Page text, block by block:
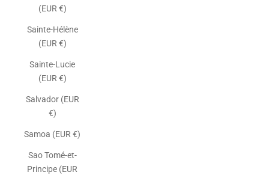
(EUR €)
Sainte-Hélène
(EUR €)
Sainte-Lucie
(EUR €)
Salvador (EUR
€)
Samoa (EUR €)
Sao Tomé-et-
Principe (EUR